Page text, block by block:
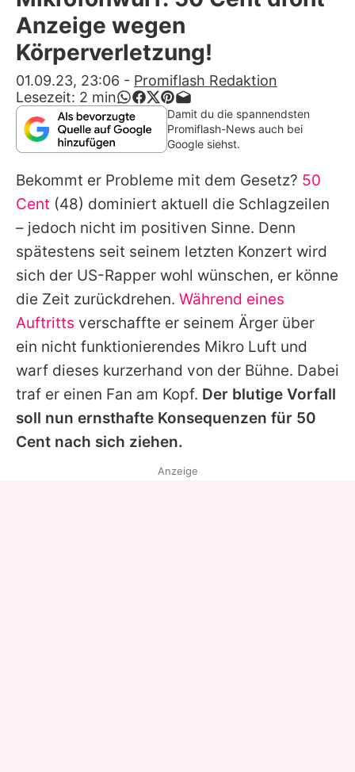
Alle Themen auf Promiflash
App runterladen
Team
Redaktionelle Richtlinien
Impressum
Datenschutzerklärung
Nutzungsbedingungen
Utiq verwalten
Anzeige wegen
Körperverletzung!
01.09.23, 23:06 - Promiflash Redaktion
Lesezeit: 2 min
Damit du die spannendsten
Promiflash-News auch bei
Google siehst.
Bekommt er Probleme mit dem Gesetz? 50
Cent (48) dominiert aktuell die Schlagzeilen
– jedoch nicht im positiven Sinne. Denn
spätestens seit seinem letzten Konzert wird
sich der US-Rapper wohl wünschen, er könne
die Zeit zurückdrehen. Während eines
Auftritts verschaffte er seinem Ärger über
ein nicht funktionierendes Mikro Luft und
warf dieses kurzerhand von der Bühne. Dabei
traf er einen Fan am Kopf. Der blutige Vorfall
soll nun ernsthafte Konsequenzen für 50
Cent nach sich ziehen.
Anzeige